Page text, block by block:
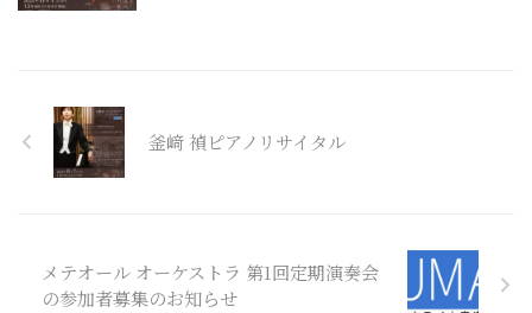
釜﨑 禎ピアノリサイタル
メテオール オーケストラ 第1回定期演奏会
の参加者募集のお知らせ